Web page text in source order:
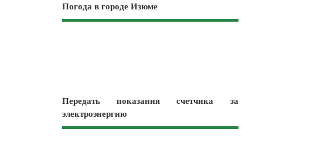
Погода в городе Изюме
Передать показания счетчика за
электроэнергию